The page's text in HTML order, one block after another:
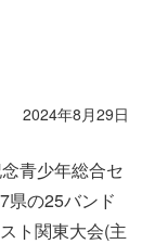
2024年8月29日
青少年総合セ
県の25バンド
ト関東大会(主